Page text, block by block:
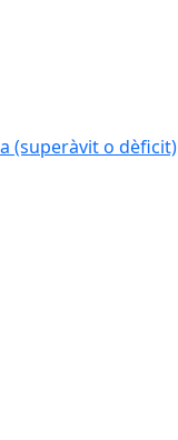
(superàvit o dèficit)